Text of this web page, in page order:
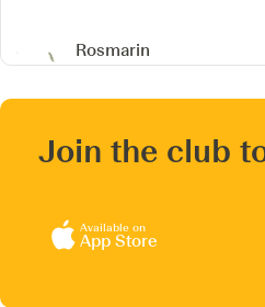
Rosmarin
Join the club
Available on
App Store